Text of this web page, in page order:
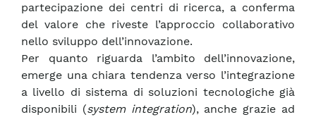
partecipazione dei centri di ricerca, a conferma
del valore che riveste l’approccio collaborativo
nello sviluppo dell’innovazione.
Per quanto riguarda l’ambito dell’innovazione,
emerge una chiara tendenza verso l’integrazione
a livello di sistema di soluzioni tecnologiche già
disponibili (system integration), anche grazie ad